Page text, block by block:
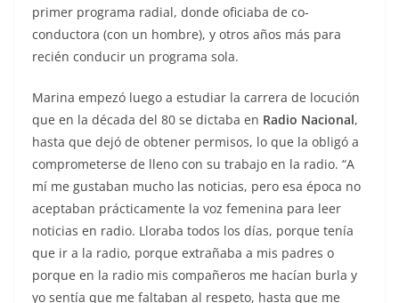
primer programa radial, donde oficiaba de co-
conductora (con un hombre), y otros años más para
recién conducir un programa sola.
Marina empezó luego a estudiar la carrera de locución
que en la década del 80 se dictaba en Radio Nacional,
hasta que dejó de obtener permisos, lo que la obligó a
comprometerse de lleno con su trabajo en la radio. “A
mí me gustaban mucho las noticias, pero esa época no
aceptaban prácticamente la voz femenina para leer
noticias en radio. Lloraba todos los días, porque tenía
que ir a la radio, porque extrañaba a mis padres o
porque en la radio mis compañeros me hacían burla y
yo sentía que me faltaban al respeto, hasta que me